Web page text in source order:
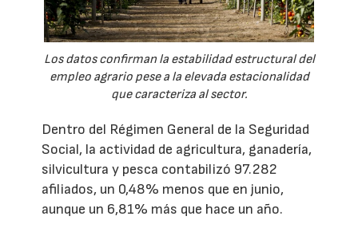
Los datos confirman la estabilidad estructural del
empleo agrario pese a la elevada estacionalidad
que caracteriza al sector.
Dentro del Régimen General de la Seguridad
Social, la actividad de agricultura, ganadería,
silvicultura y pesca contabilizó 97.282
afiliados, un 0,48% menos que en junio,
aunque un 6,81% más que hace un año.